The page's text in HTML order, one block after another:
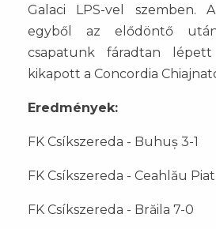
Galaci LPS-vel szemben.
egyből az elődöntő
csapatunk fáradtan
kikapott a Concordia
Eredmények:
FK Csíkszereda - Buhuș 3-1
FK Csíkszereda - Ceahlău
FK Csíkszereda - Brăila 7-0